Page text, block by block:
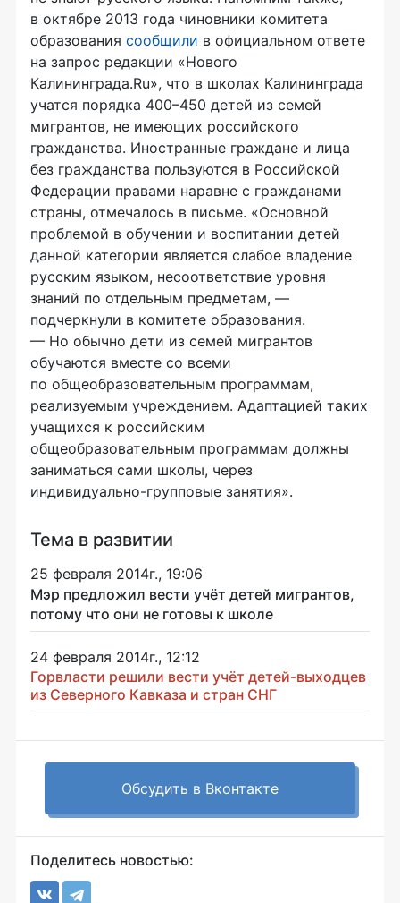
в октябре 2013 года чиновники комитета
образования сообщили в официальном ответе
на запрос редакции «Нового
Калининграда.Ru», что в школах Калининграда
учатся порядка 400–450 детей из семей
мигрантов, не имеющих российского
гражданства. Иностранные граждане и лица
без гражданства пользуются в Российской
Федерации правами наравне с гражданами
страны, отмечалось в письме. «Основной
проблемой в обучении и воспитании детей
данной категории является слабое владение
русским языком, несоответствие уровня
знаний по отдельным предметам, —
подчеркнули в комитете образования.
— Но обычно дети из семей мигрантов
обучаются вместе со всеми
по общеобразовательным программам,
реализуемым учреждением. Адаптацией таких
учащихся к российским
общеобразовательным программам должны
заниматься сами школы, через
индивидуально-групповые занятия».
Тема в развитии
25 февраля 2014г., 19:06
Мэр предложил вести учёт детей мигрантов,
потому что они не готовы к школе
24 февраля 2014г., 12:12
Горвласти решили вести учёт детей-выходцев
из Северного Кавказа и стран СНГ
Обсудить в Вконтакте
Поделитесь новостью: